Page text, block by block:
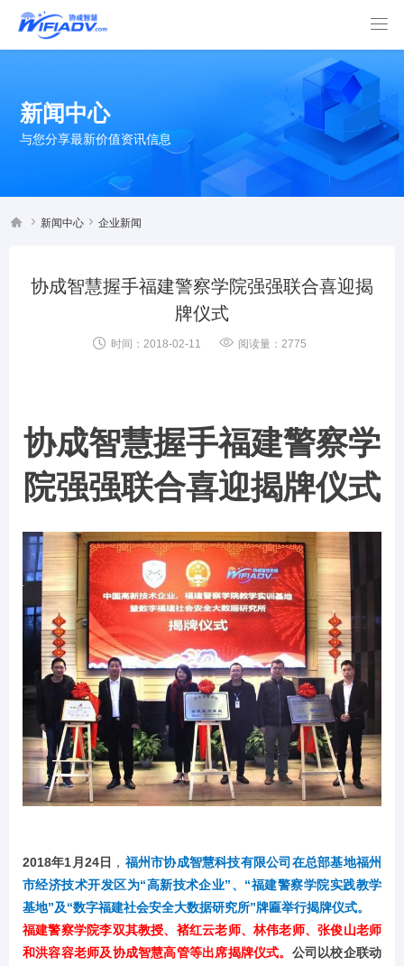

新闻中心
与您分享最新价值资讯信息
  新闻中心  企业新闻
协成智慧握手福建警察学院强强联合喜迎揭
牌仪式
 时间：2018-02-11  阅读量：2775
协成智慧握手福建警察学
院强强联合喜迎揭牌仪式
2018年1月24日 ， 福州市协成智慧科技有限公司在总部基地福州
市经济技术开发区为“高新技术企业”、“福建警察学院实践教学
基地”及“数字福建社会安全大数据研究所”牌匾举行揭牌仪式。
福建警察学院李双其教授、褚红云老师、林伟老师、张俊山老师
和洪容容老师及协成智慧高管等出席揭牌仪式。 公司以校企联动